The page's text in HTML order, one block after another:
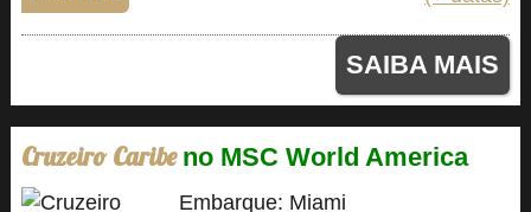
SAIBA MAIS
Cruzeiro Caribe no MSC World America
Embarque: Miami